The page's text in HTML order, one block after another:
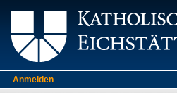
Anmelden